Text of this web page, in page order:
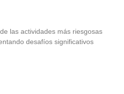
las actividades más riesgosas
desafíos significativos